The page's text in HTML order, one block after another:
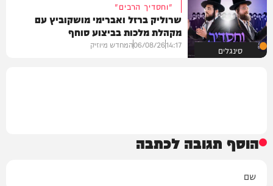
סינגלים
"וחסדיך הרבים"
שרוליק ברזל ואברימי מושקוביץ עם
מקהלת מלכות בביצוע סוחף
14:17
06/08/26המחדש מיוזיק
הוסף תגובה לכתבה